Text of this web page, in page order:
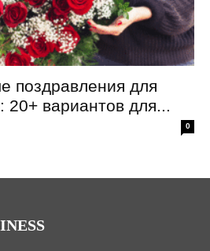
поздравления для
вариантов для...
0